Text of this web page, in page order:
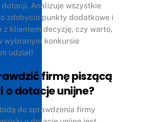
dotacji. Analizuje wszystkie
zdobycia punkty dodatkowe i
z klientem decyzję, czy warto,
wybranym konkursie
udział!
firmę piszącą
o dotacje unijne?
do sprawdzenia firmy